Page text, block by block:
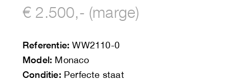
€ 2.500,- (marge)
Referentie: WW2110-0
Model: Monaco
Conditie: Perfecte staat